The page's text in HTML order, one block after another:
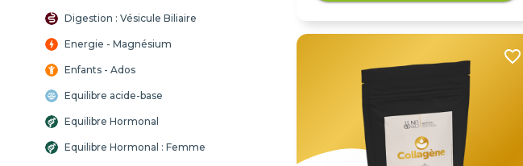
Digestion : Vésicule Biliaire
Energie - Magnésium
Enfants - Ados
Equilibre acide-base
Equilibre Hormonal
Equilibre Hormonal : Femme